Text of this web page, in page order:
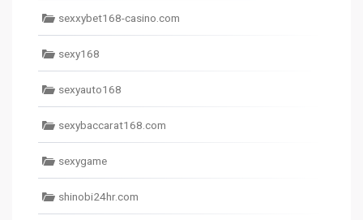
sexxybet168-casino.com
sexy168
sexyauto168
sexybaccarat168.com
sexygame
shinobi24hr.com